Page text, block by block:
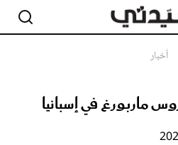
أخبار
ماربورغ في إسبانيا